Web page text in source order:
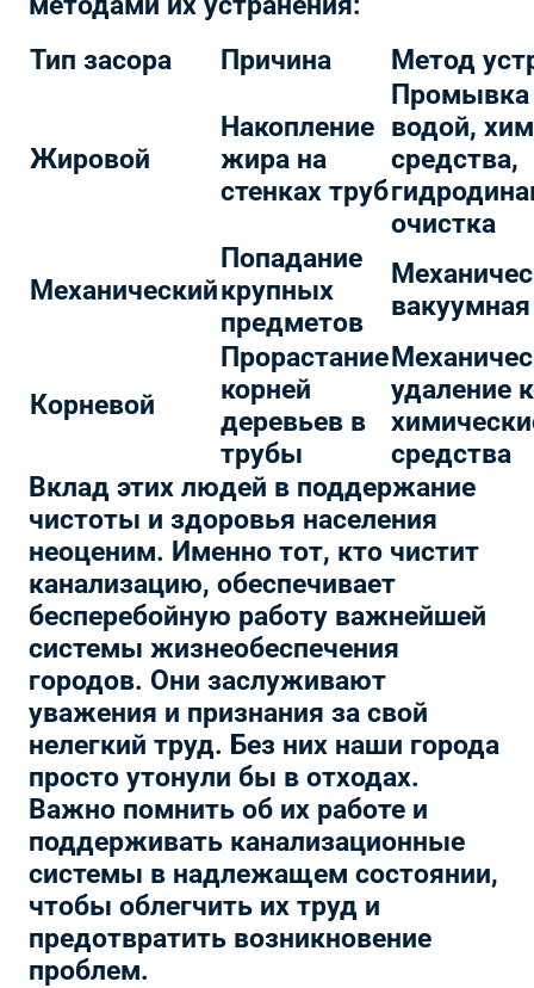
Тип засора
Причина Метод
Жировой
Накопление
жира на
стенках труб
Промывка
водой,
средства,
очистка
Механический
Попадание
крупных
предметов
Корневой
Прорастание
корней
деревьев в
трубы
удаление
средства
Вклад этих людей в поддержание
чистоты и здоровья населения
неоценим. Именно тот, кто чистит
канализацию, обеспечивает
бесперебойную работу важнейшей
системы жизнеобеспечения
городов. Они заслуживают
уважения и признания за свой
нелегкий труд. Без них наши города
просто утонули бы в отходах.
Важно помнить об их работе и
поддерживать канализационные
системы в надлежащем состоянии,
чтобы облегчить их труд и
предотвратить возникновение
проблем.